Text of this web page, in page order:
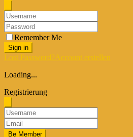
Remember Me
Sign in
Lost Password?Account erstellen
Loading...
Registrierung
Be Member